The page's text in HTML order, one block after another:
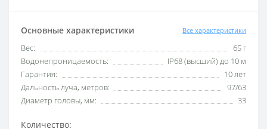
Основные характеристики Все характеристики
Вес:
65 г
Водонепроницаемость:
IP68 (высший) до 10 м
Гарантия:
10 лет
Дальность луча, метров:
97/63
Диаметр головы, мм:
33
Количество: